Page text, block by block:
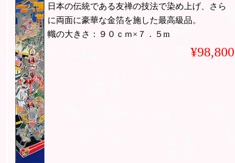
日本の伝統である友禅の技法で染め上げ、さら
に両面に豪華な金箔を施した最高級品。
幟の大きさ：９０ｃｍ×７．５m
¥98,800